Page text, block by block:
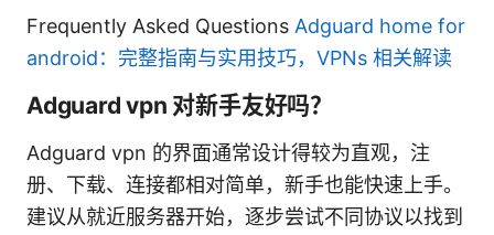
Frequently Asked Questions Adguard home for
android：完整指南与实用技巧，VPNs 相关解读
Adguard vpn 对新手友好吗？
Adguard vpn 的界面通常设计得较为直观，注
册、下载、连接都相对简单，新手也能快速上手。
建议从就近服务器开始，逐步尝试不同协议以找到